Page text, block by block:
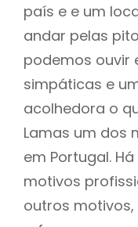
país e e um
andar pelas
podemos ouvir
simpáticas e
acolhedora o
Lamas um dos
em Portugal.
motivos
outros